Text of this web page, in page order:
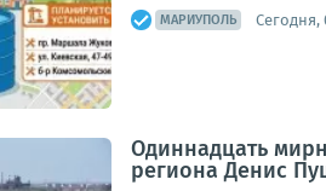
МАРИУПОЛЬ Сегодня,
Одиннадцать
региона Денис